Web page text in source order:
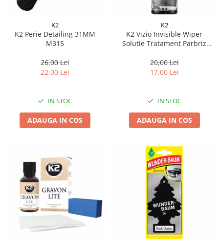
K2
K2 Perie Detailing 31MM
M315
26,00 Lei
22,00 Lei
IN STOC
ADAUGA IN COS
K2
K2 Vizio Invisible Wiper
Solutie Tratament Parbriz
20,00 Lei
17,00 Lei
IN STOC
ADAUGA IN COS